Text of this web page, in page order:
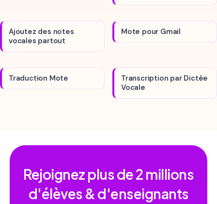
Ajoutez des notes
vocales partout
Mote pour Gmail
Traduction Mote
Transcription par Dictée
Vocale
Rejoignez plus de2 millions
d'élèves & d'enseignants